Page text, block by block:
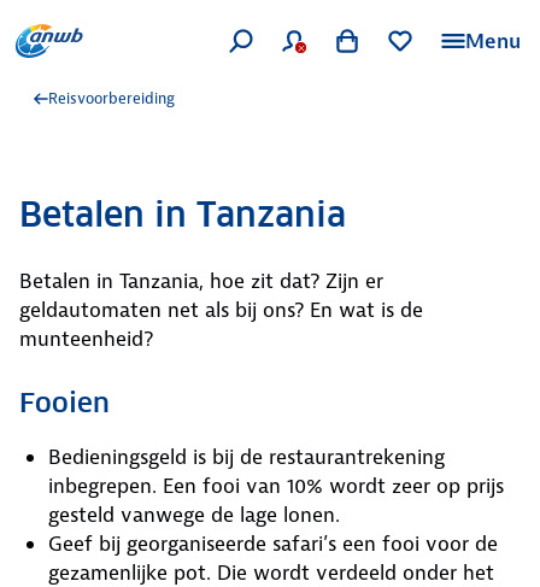
Menu
Reisvoorbereiding
Betalen in Tanzania
Betalen in Tanzania, hoe zit dat? Zijn er
geldautomaten net als bij ons? En wat is de
munteenheid?
Fooien
Bedieningsgeld is bij de restaurantrekening
inbegrepen. Een fooi van 10% wordt zeer op prijs
gesteld vanwege de lage lonen.
Geef bij georganiseerde safari’s een fooi voor de
gezamenlijke pot. Die wordt verdeeld onder het